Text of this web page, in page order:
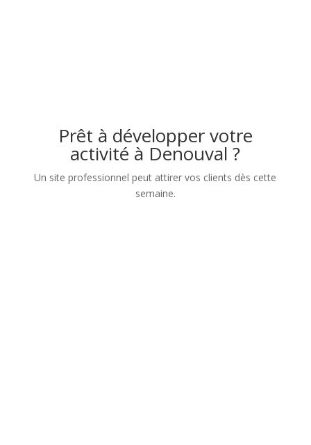
Prêt à développer votre
activité à Denouval ?
Un site professionnel peut attirer vos clients dès cette
semaine.